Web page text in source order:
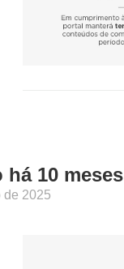
10 meses
de 2025